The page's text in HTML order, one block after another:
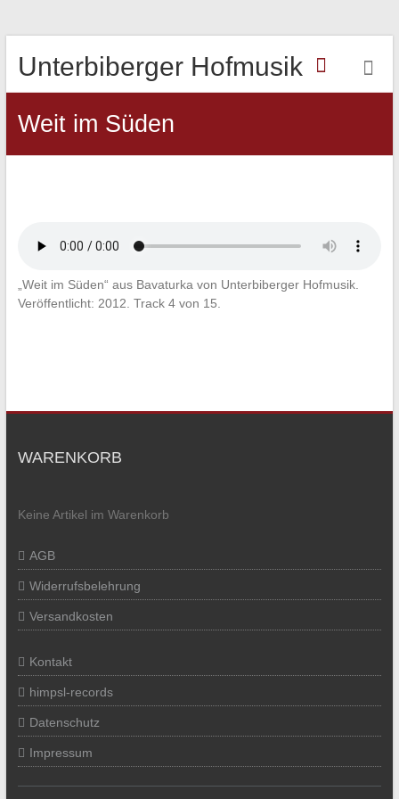
Unterbiberger Hofmusik
Weit im Süden
„Weit im Süden“ aus Bavaturka von Unterbiberger Hofmusik.
Veröffentlicht: 2012. Track 4 von 15.
WARENKORB
Keine Artikel im Warenkorb
AGB
Widerrufsbelehrung
Versandkosten
Kontakt
himpsl-records
Datenschutz
Impressum